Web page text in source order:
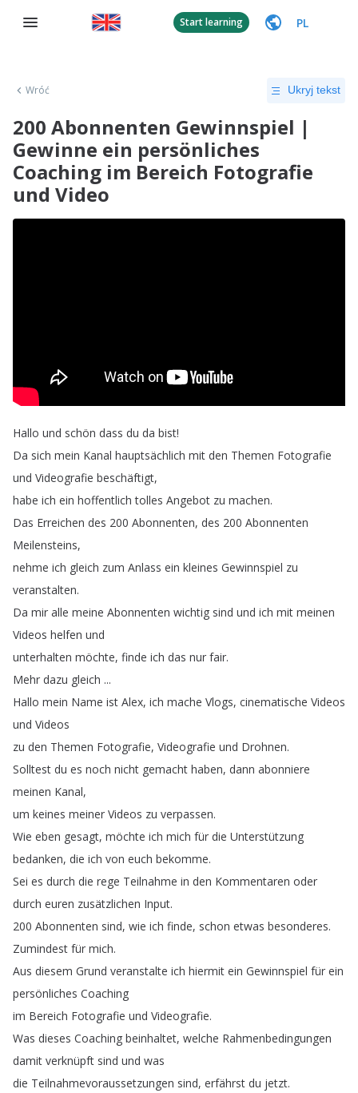
Start learning PL
Wróć Ukryj tekst
200 Abonnenten Gewinnspiel |
Gewinne ein persönliches
Coaching im Bereich Fotografie
und Video
Hallo und schön dass du da bist!
Da sich mein Kanal hauptsächlich mit den Themen Fotografie
und Videografie beschäftigt,
habe ich ein hoffentlich tolles Angebot zu machen.
Das Erreichen des 200 Abonnenten, des 200 Abonnenten
Meilensteins,
nehme ich gleich zum Anlass ein kleines Gewinnspiel zu
veranstalten.
Da mir alle meine Abonnenten wichtig sind und ich mit meinen
Videos helfen und
unterhalten möchte, finde ich das nur fair.
Mehr dazu gleich ...
Hallo mein Name ist Alex, ich mache Vlogs, cinematische Videos
und Videos
zu den Themen Fotografie, Videografie und Drohnen.
Solltest du es noch nicht gemacht haben, dann abonniere
meinen Kanal,
um keines meiner Videos zu verpassen.
Wie eben gesagt, möchte ich mich für die Unterstützung
bedanken, die ich von euch bekomme.
Sei es durch die rege Teilnahme in den Kommentaren oder
durch euren zusätzlichen Input.
200 Abonnenten sind, wie ich finde, schon etwas besonderes.
Zumindest für mich.
Aus diesem Grund veranstalte ich hiermit ein Gewinnspiel für ein
persönliches Coaching
im Bereich Fotografie und Videografie.
Was dieses Coaching beinhaltet, welche Rahmenbedingungen
damit verknüpft sind und was
die Teilnahmevoraussetzungen sind, erfährst du jetzt.